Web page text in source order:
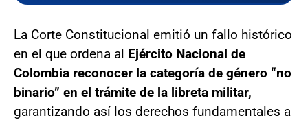
La Corte Constitucional emitió un fallo histórico
en el que ordena al Ejército Nacional de
Colombia reconocer la categoría de género “no
binario” en el trámite de la libreta militar,
garantizando así los derechos fundamentales a